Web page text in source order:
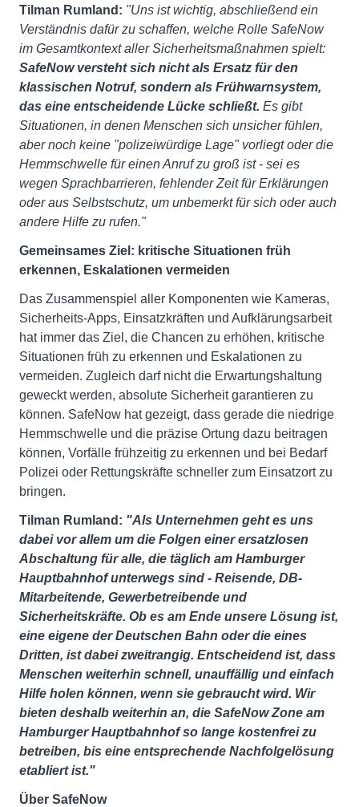
Tilman Rumland: "Uns ist wichtig, abschließend ein
Verständnis dafür zu schaffen, welche Rolle SafeNow
im Gesamtkontext aller Sicherheitsmaßnahmen spielt:
SafeNow versteht sich nicht als Ersatz für den
klassischen Notruf, sondern als Frühwarnsystem,
das eine entscheidende Lücke schließt. Es gibt
Situationen, in denen Menschen sich unsicher fühlen,
aber noch keine "polizeiwürdige Lage" vorliegt oder die
Hemmschwelle für einen Anruf zu groß ist - sei es
wegen Sprachbarrieren, fehlender Zeit für Erklärungen
oder aus Selbstschutz, um unbemerkt für sich oder auch
andere Hilfe zu rufen."
Gemeinsames Ziel: kritische Situationen früh
erkennen, Eskalationen vermeiden
Das Zusammenspiel aller Komponenten wie Kameras,
Sicherheits-Apps, Einsatzkräften und Aufklärungsarbeit
hat immer das Ziel, die Chancen zu erhöhen, kritische
Situationen früh zu erkennen und Eskalationen zu
vermeiden. Zugleich darf nicht die Erwartungshaltung
geweckt werden, absolute Sicherheit garantieren zu
können. SafeNow hat gezeigt, dass gerade die niedrige
Hemmschwelle und die präzise Ortung dazu beitragen
können, Vorfälle frühzeitig zu erkennen und bei Bedarf
Polizei oder Rettungskräfte schneller zum Einsatzort zu
bringen.
Tilman Rumland: "Als Unternehmen geht es uns
dabei vor allem um die Folgen einer ersatzlosen
Abschaltung für alle, die täglich am Hamburger
Hauptbahnhof unterwegs sind - Reisende, DB-
Mitarbeitende, Gewerbetreibende und
Sicherheitskräfte. Ob es am Ende unsere Lösung ist,
eine eigene der Deutschen Bahn oder die eines
Dritten, ist dabei zweitrangig. Entscheidend ist, dass
Menschen weiterhin schnell, unauffällig und einfach
Hilfe holen können, wenn sie gebraucht wird. Wir
bieten deshalb weiterhin an, die SafeNow Zone am
Hamburger Hauptbahnhof so lange kostenfrei zu
betreiben, bis eine entsprechende Nachfolgelösung
etabliert ist."
Über SafeNow